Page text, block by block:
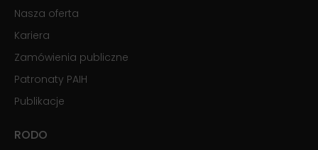
Nasza oferta
Kariera
Zamówienia publiczne
Patronaty PAIH
Publikacje
RODO